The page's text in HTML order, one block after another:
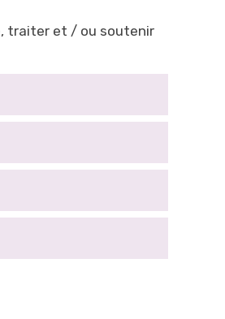
traiter et / ou soutenir